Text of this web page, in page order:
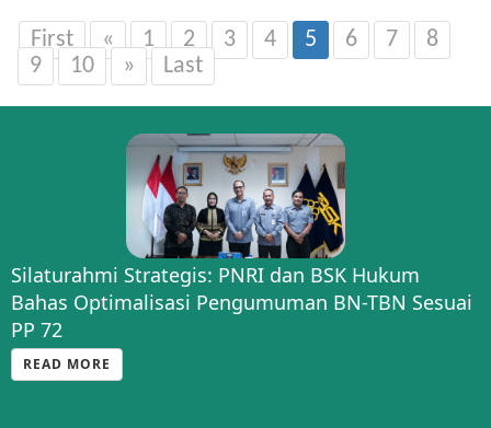
First « 1 2 3 4 5 6 7
8
9
10 » Last
Silaturahmi Strategis: PNRI dan BSK Hukum
Bahas Optimalisasi Pengumuman BN-TBN Sesuai
PP 72
READ MORE